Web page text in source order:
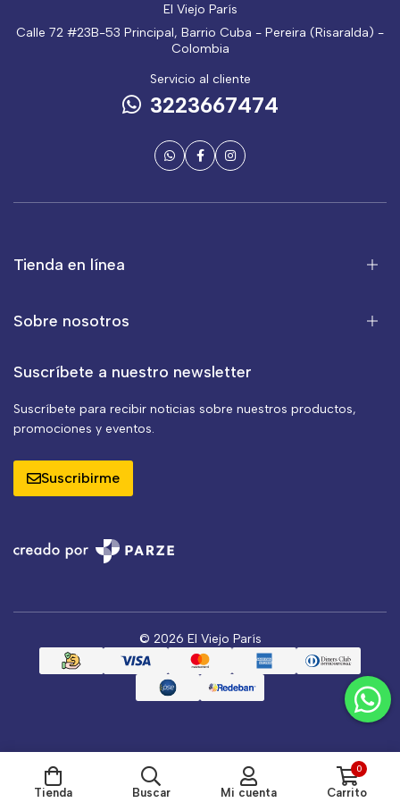
El Viejo París
Calle 72 #23B-53 Principal, Barrio Cuba - Pereira (Risaralda) -
Colombia
Servicio al cliente
3223667474
Tienda en línea
Sobre nosotros
Suscríbete a nuestro newsletter
Suscríbete para recibir noticias sobre nuestros productos,
promociones y eventos.
Suscribirme
© 2026 El Viejo París
Tienda Buscar Mi cuenta
0
Carrito